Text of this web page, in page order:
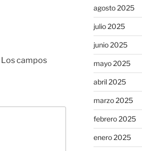
Los campos
agosto 2025
julio 2025
junio 2025
mayo 2025
abril 2025
marzo 2025
febrero 2025
enero 2025